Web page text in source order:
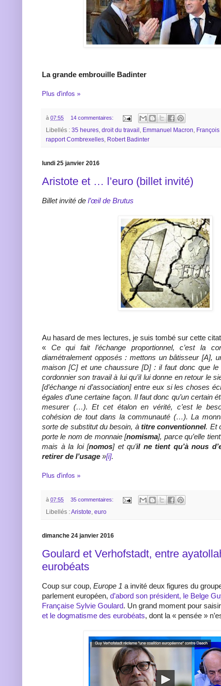
La grande embrouille Badinter
Plus d'infos »
à 07:55 14 commentaires:
Libellés : 35 heures, droit du travail , Emmanuel Macron,
rapport Combrexelles, Robert Badinter
lundi 25 janvier 2016
Aristote et … l’euro (billet invité)
Billet invité de l’œil de Brutus
Au hasard de mes lectures, je suis tombé sur cette
« Ce qui fait l’échange proportionnel, c’est la
diamétralement opposés : mettons un bâtisseur [A],
maison [C] et une chaussure [D] : il faut donc que le
cordonnier son travail à lui qu’il lui donne en retour le
[d’échange ni d’association] entre eux si les choses
égales d’une certaine façon. Il faut donc qu’un certain
mesurer (…). Et cet étalon en vérité, c’est le
cohésion de tout dans la communauté (…). La
sorte de substitut du besoin, à titre conventionnel. Et
porte le nom de monnaie [nomisma], parce qu’elle
mais à la loi [nomos] et qu’il ne tient qu’à nous
retirer de l’usage »[i].
Plus d'infos »
à 07:55 35 commentaires:
Libellés :Aristote, euro
dimanche 24 janvier 2016
Goulard et Verhofstadt, entre
eurobéats
Coup sur coup, Europe 1 a invité deux figures du
parlement européen, d’abord son président, le Belge
Française Sylvie Goulard. Un grand moment pour
et le dogmatisme des eurobéats, dont la « pensée »